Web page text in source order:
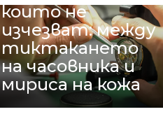
които не
изчезват: между
тиктакането
на часовника и
мириса на кожа